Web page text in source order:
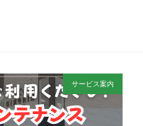
サービス案内